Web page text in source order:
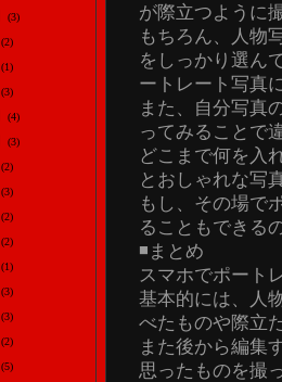
が際立つように
もちろん、人物
をしっかり選ん
ートレート写真
また、自分写真
ってみることで
どこまで何を入
とおしゃれな写
もし、その場で
ることもできる
◾️まとめ
スマホでポート
基本的には、人
べたものや際立
また後から編集
思ったものを撮
(3)
(2)
(1)
(3)
(4)
(3)
(2)
(3)
(2)
(2)
(1)
(3)
(3)
(2)
(5)